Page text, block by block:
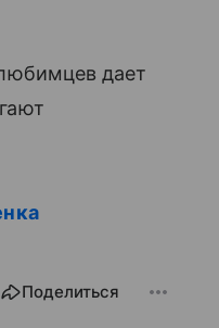
дает
Поделиться